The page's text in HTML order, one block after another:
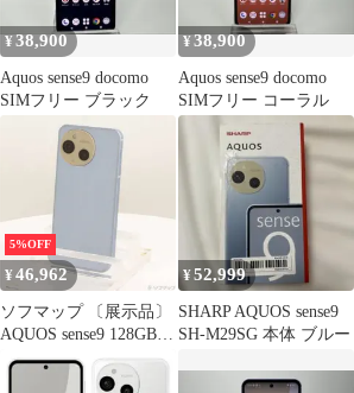
¥38,900
Aquos sense9 docomo
SIMフリー ブラック
¥38,900
Aquos sense9 docomo
SIMフリー コーラル
5%OFF
¥46,962
ソフマップ 〔展示品〕
AQUOS sense9 128GB
ブルー SH-M29 SIMフ
リー【377】
¥52,999
SHARP AQUOS sense9
SH-M29SG 本体 ブルー